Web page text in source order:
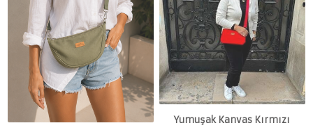
Yumuşak Kanvas Kırmızı